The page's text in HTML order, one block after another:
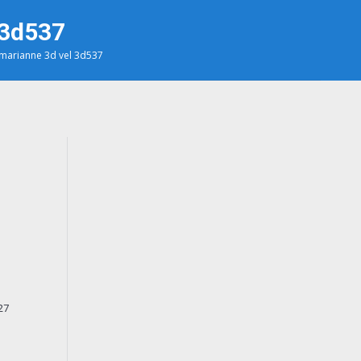
marianne 3d vel 3d537